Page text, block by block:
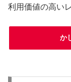
利用価値の高い
か